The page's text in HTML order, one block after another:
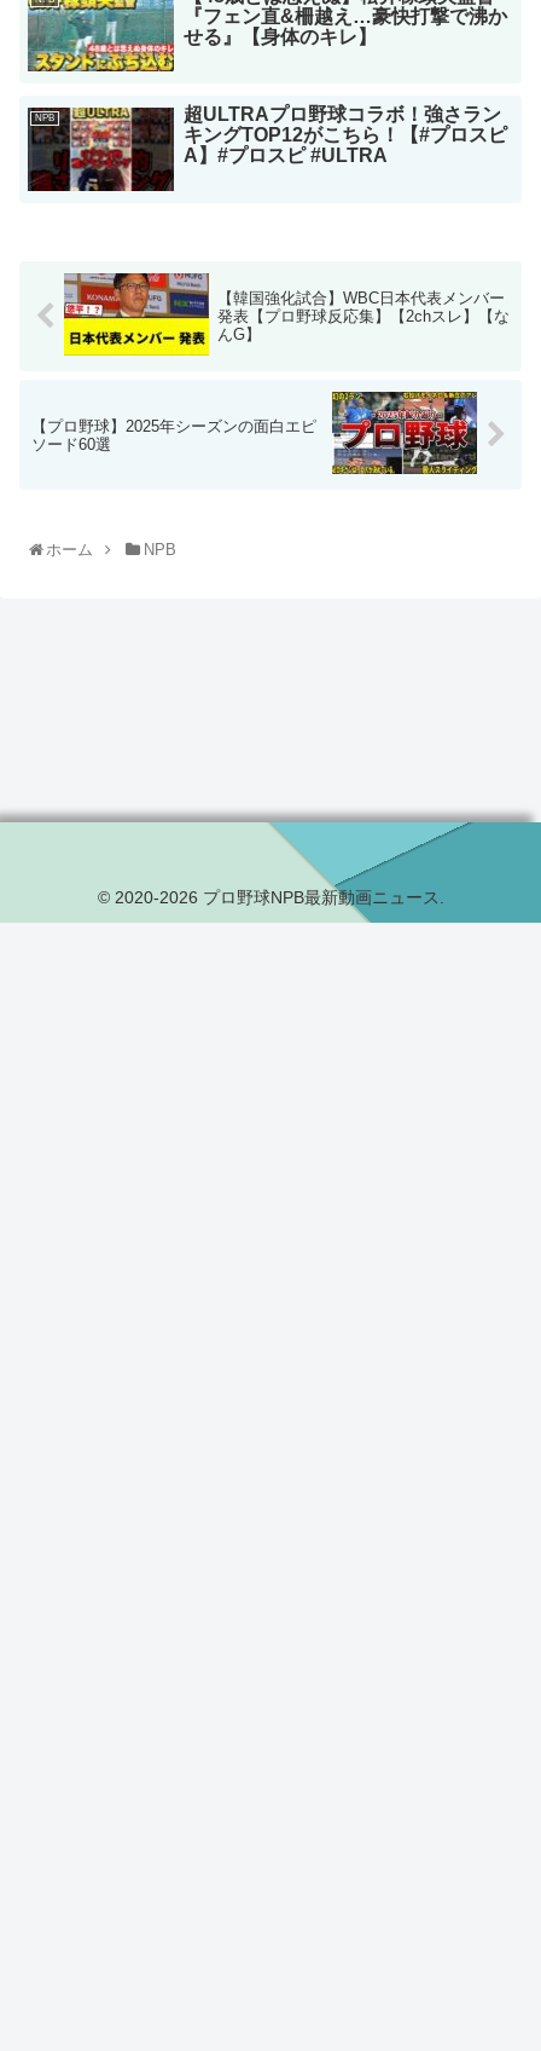
『フェン直&柵越え…豪快打撃で沸か
せる』【身体のキレ】
NPB
超ULTRAプロ野球コラボ！強さラン
キングTOP12がこちら！【#プロスピ
A】#プロスピ #ULTRA
【韓国強化試合】WBC日本代表メンバー
発表【プロ野球反応集】【2chスレ】【な
んG】
【プロ野球】2025年シーズンの面白エピ
ソード60選
ホーム NPB
© 2020-2026 プロ野球NPB最新動画ニュース.